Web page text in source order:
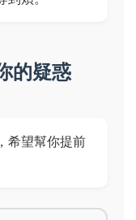
的疑惑
希望幫你提前